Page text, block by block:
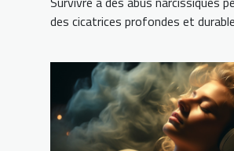
des cicatrices profondes et